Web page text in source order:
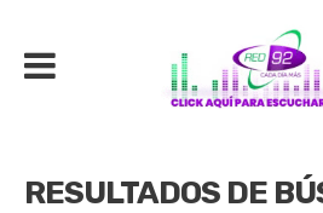
RESULTADOS DE